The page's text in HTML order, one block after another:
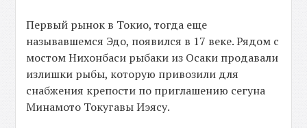
Первый рынок в Токио, тогда еще
называвшемся Эдо, появился в 17 веке. Рядом с
мостом Нихонбаси рыбаки из Осаки продавали
излишки рыбы, которую привозили для
снабжения крепости по приглашению сегуна
Минамото Токугавы Иэясу.